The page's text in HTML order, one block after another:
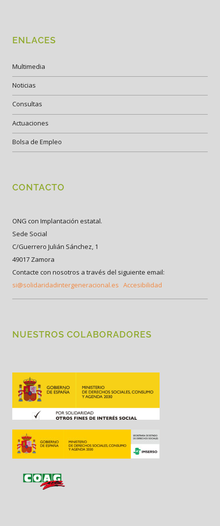
ENLACES
Multimedia
Noticias
Consultas
Actuaciones
Bolsa de Empleo
CONTACTO
ONG con Implantación estatal.
Sede Social
C/Guerrero Julián Sánchez, 1
49017 Zamora
Contacte con nosotros a través del siguiente email:
si@solidaridadintergeneracional.es Accesibilidad
NUESTROS COLABORADORES